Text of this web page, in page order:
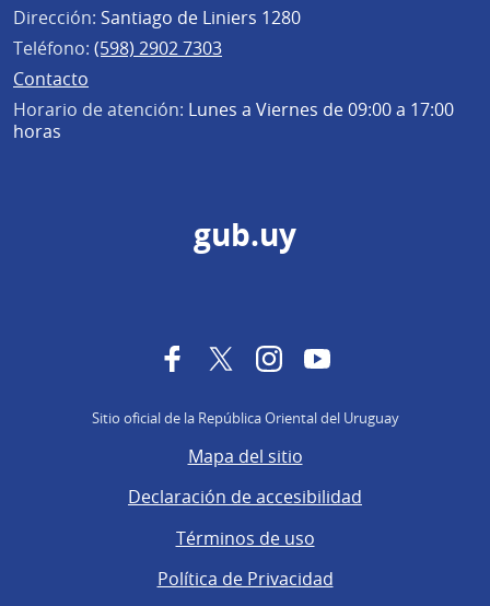
Dirección: Santiago de Liniers 1280
Teléfono: (598) 2902 7303
Contacto
Horario de atención: Lunes a Viernes de 09:00 a 17:00
horas
gub.uy
FacebookTwitterInstagramYouTube
Sitio oficial de la República Oriental del Uruguay
Mapa del sitio
Declaración de accesibilidad
Términos de uso
Política de Privacidad